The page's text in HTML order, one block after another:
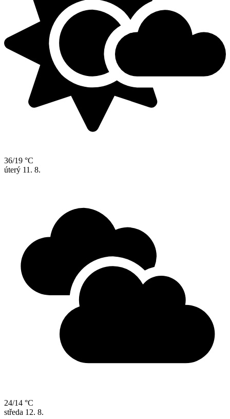
36/19 °C
úterý 11. 8.
24/14 °C
středa 12. 8.